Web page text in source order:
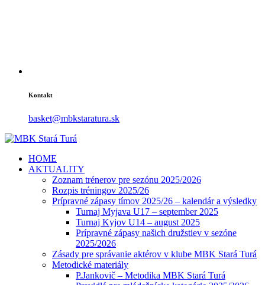
Kontakt
basket@mbkstaratura.sk
HOME
AKTUALITY
Zoznam trénerov pre sezónu 2025/2026
Rozpis tréningov 2025/26
Prípravné zápasy tímov 2025/26 – kalendár a výsledky
Turnaj Myjava U17 – september 2025
Turnaj Kyjov U14 – august 2025
Prípravné zápasy našich družstiev v sezóne
2025/2026
Zásady pre správanie aktérov v klube MBK Stará Turá
Metodické materiály
P.Jankovič – Metodika MBK Stará Turá